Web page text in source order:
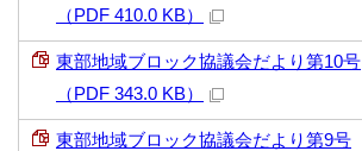
（PDF 410.0 KB）
東部地域ブロック協議会だより第10号
（PDF 343.0 KB）
東部地域ブロック協議会だより第9号